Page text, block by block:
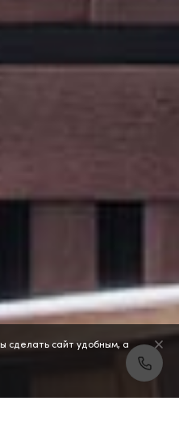
сделать сайт удобным, а